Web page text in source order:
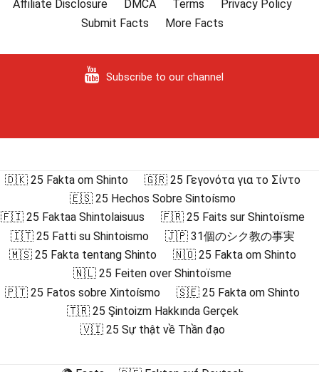
Affiliate Disclosure
DMCA Terms
Privacy Policy
Submit Facts
More Facts
Subscribe to our channel
🇩🇰 25 Fakta om Shinto
🇬🇷 25 Γεγονότα για το Σίντο
🇪🇸 25 Hechos Sobre Sintoísmo
🇫🇮 25 Faktaa Shintolaisuus
🇫🇷 25 Faits sur Shintoïsme
🇮🇹 25 Fatti su Shintoismo
🇯🇵 31個のシク教の事実
🇲🇸 25 Fakta tentang Shinto
🇳🇴 25 Fakta om Shinto
🇳🇱 25 Feiten over Shintoïsme
🇵🇹 25 Fatos sobre Xintoísmo
🇸🇪 25 Fakta om Shinto
🇹🇷 25 Şintoizm Hakkında Gerçek
🇻🇮 25 Sự thật về Thần đạo